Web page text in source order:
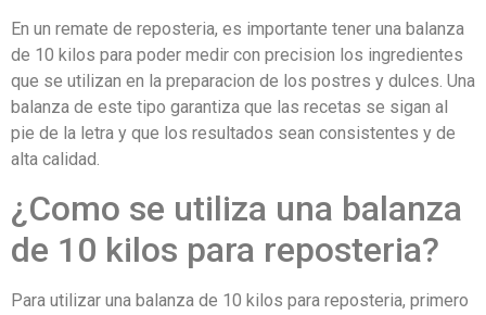
En un remate de reposteria, es importante tener una balanza
de 10 kilos para poder medir con precision los ingredientes
que se utilizan en la preparacion de los postres y dulces. Una
balanza de este tipo garantiza que las recetas se sigan al
pie de la letra y que los resultados sean consistentes y de
alta calidad.
¿Como se utiliza una balanza
de 10 kilos para reposteria?
Para utilizar una balanza de 10 kilos para reposteria, primero